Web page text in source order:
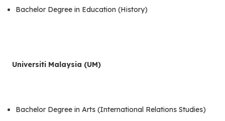
Bachelor Degree in Education (History)
Universiti Malaysia (UM)
Bachelor Degree in Arts (International Relations Studies)